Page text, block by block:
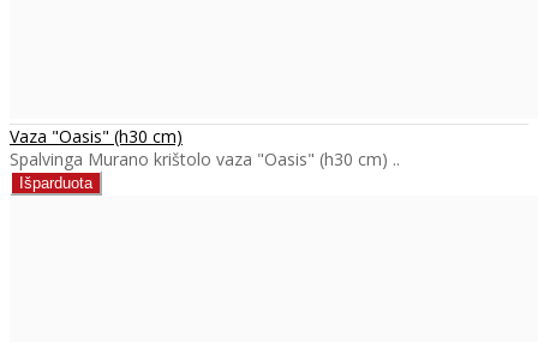
Vaza "Oasis" (h30 cm)
Spalvinga Murano krištolo vaza "Oasis" (h30 cm) ..